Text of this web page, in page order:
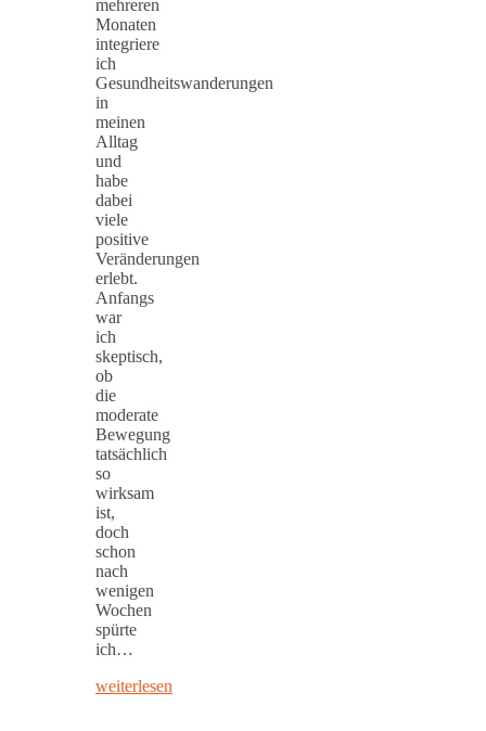
mehreren
Monaten
integriere
ich
Gesundheitswanderungen
in
meinen
Alltag
und
habe
dabei
viele
positive
Veränderungen
erlebt.
Anfangs
war
ich
skeptisch,
ob
die
moderate
Bewegung
tatsächlich
so
wirksam
ist,
doch
schon
nach
wenigen
Wochen
spürte
ich…
weiterlesen